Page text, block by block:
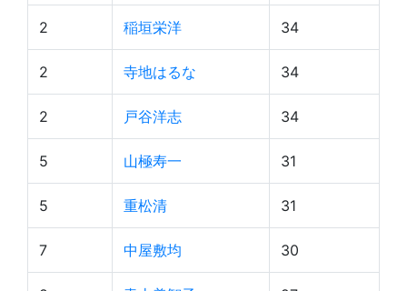
2 稲垣栄洋 34
2 寺地はるな 34
2 戸谷洋志 34
5 山極寿一 31
5 重松清 31
7 中屋敷均 30